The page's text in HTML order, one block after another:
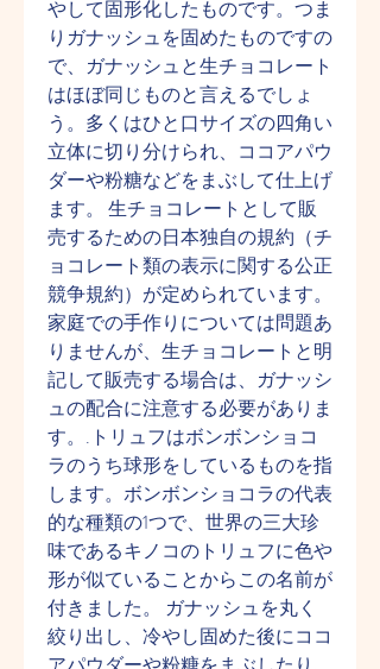
やして固形化したものです。つま
りガナッシュを固めたものですの
で、ガナッシュと生チョコレート
はほぼ同じものと言えるでしょ
う。多くはひと口サイズの四角い
立体に切り分けられ、ココアパウ
ダーや粉糖などをまぶして仕上げ
ます。 生チョコレートとして販
売するための日本独自の規約（チ
ョコレート類の表示に関する公正
競争規約）が定められています。
家庭での手作りについては問題あ
りませんが、生チョコレートと明
記して販売する場合は、ガナッシ
ュの配合に注意する必要がありま
す。.トリュフはボンボンショコ
ラのうち球形をしているものを指
します。ボンボンショコラの代表
的な種類の1つで、世界の三大珍
味であるキノコのトリュフに色や
形が似ていることからこの名前が
付きました。 ガナッシュを丸く
絞り出し、冷やし固めた後にココ